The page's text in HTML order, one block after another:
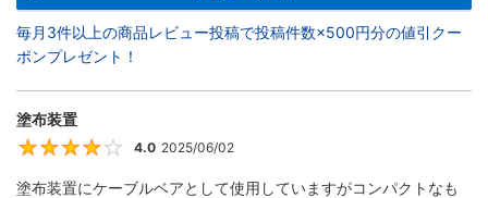
毎月3件以上の商品レビュー投稿で投稿件数×500円分の値引クー
ポンプレゼント！
塗布装置
4
4.0 2025/06/02
塗布装置にケーブルベアとして使用していますがコンパクトなも